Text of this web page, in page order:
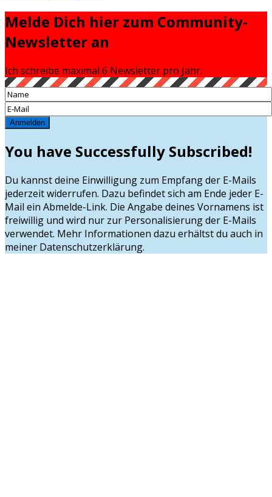
Melde Dich hier zum Community-
Newsletter an
Ich schreibe maximal 6 Newsletter pro Jahr.
Anmelden
You have Successfully Subscribed!
Du kannst deine Einwilligung zum Empfang der E-Mails
jederzeit widerrufen. Dazu befindet sich am Ende jeder E-
Mail ein Abmelde-Link. Die Angabe deines Vornamens ist
freiwillig und wird nur zur Personalisierung der E-Mails
verwendet. Mehr Informationen dazu erhältst du auch in
meiner Datenschutzerklärung.